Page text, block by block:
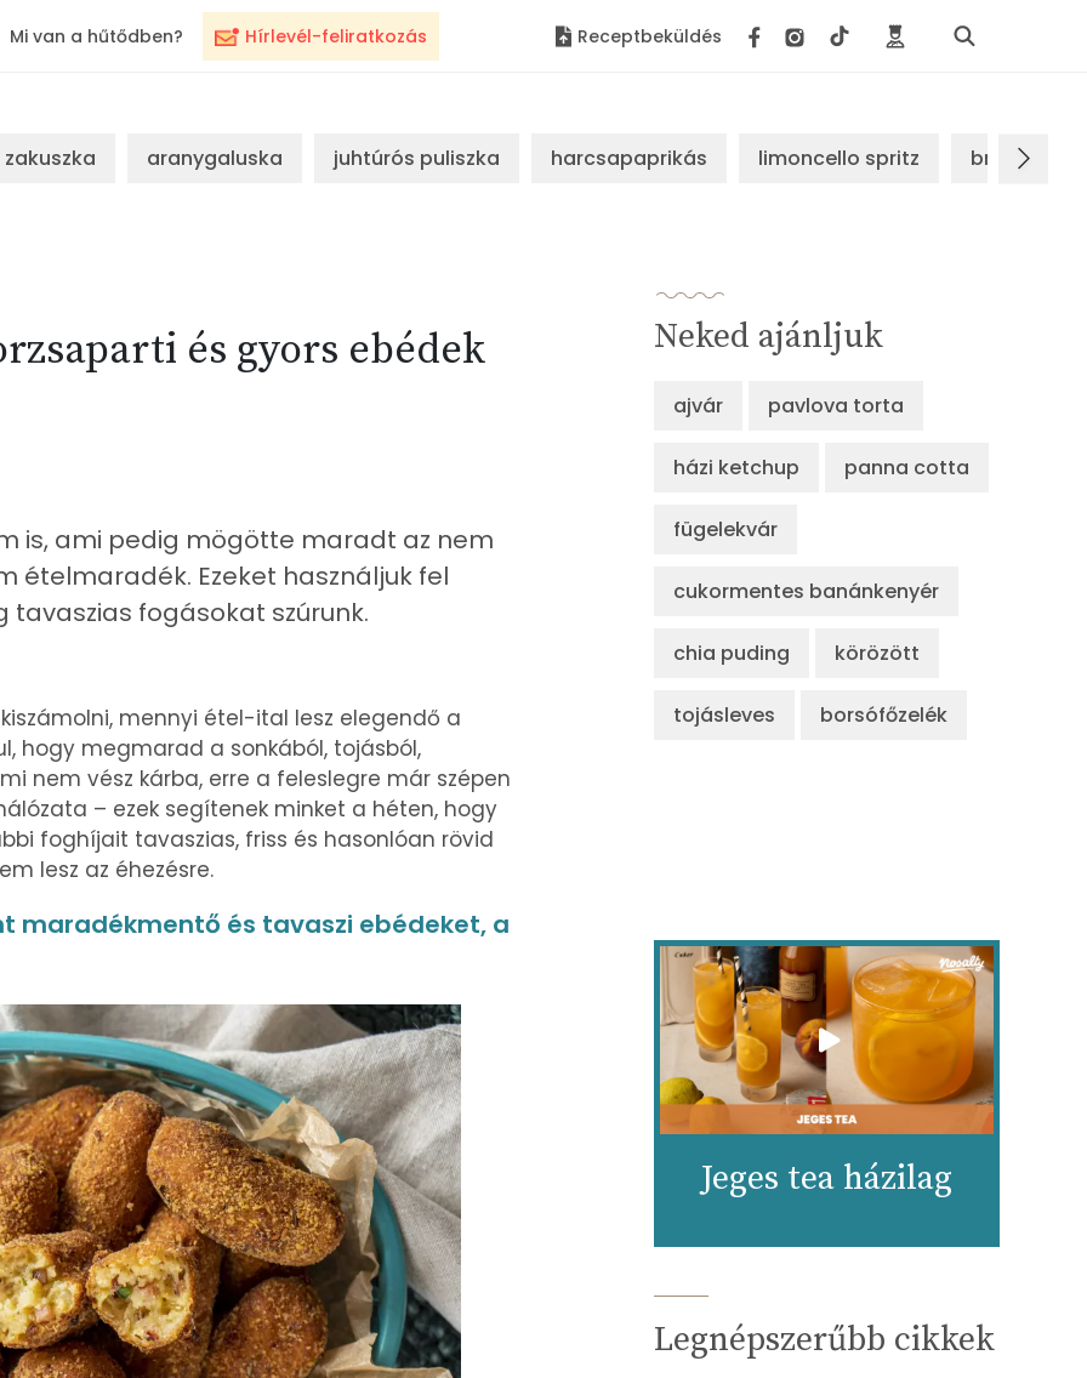
Hírlevél-feliratkozás
Mi van a hűtődben? Receptbeküldés
zakuszka aranygaluska juhtúrós puliszka harcsapaprikás limoncello spritz brassói
és gyors ebédek
is, ami pedig mögötte maradt az nem
Ezeket használjuk fel
tavaszias fogásokat szúrunk.
mennyi étel-ital lesz elegendő a
hogy megmarad a sonkából, tojásból,
nem vész kárba, erre a feleslegre már szépen
– ezek segítenek minket a héten, hogy
foghíjait tavaszias, friss és hasonlóan rövid
lesz az éhezésre.
maradékmentő és tavaszi ebédeket, a
Neked ajánljuk
ajvár pavlova torta
házi ketchup panna cotta
fügelekvár
cukormentes banánkenyér
chia puding körözött
tojásleves borsófőzelék
Jeges tea házilag
Legnépszerűbb cikkek